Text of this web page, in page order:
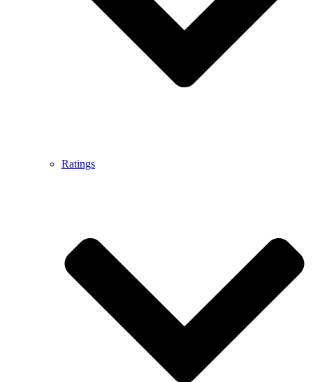
Ratings